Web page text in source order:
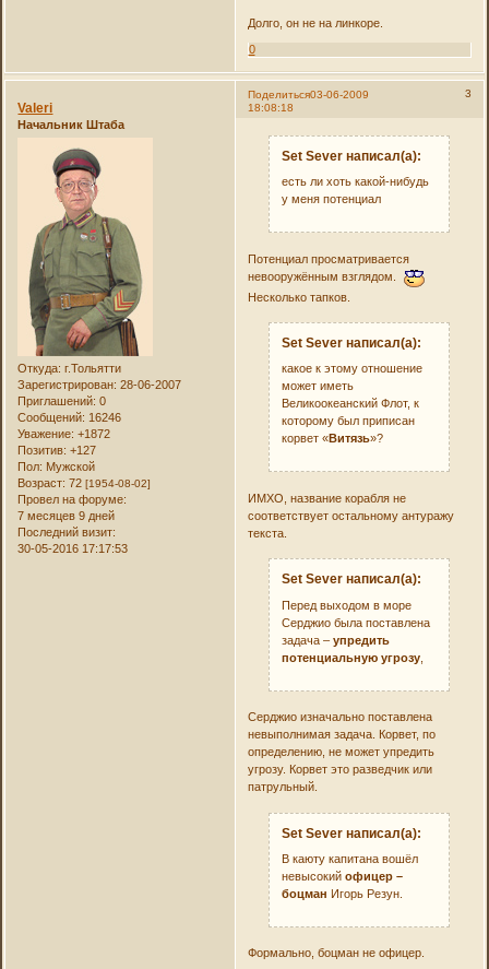
Долго, он не на линкоре.
0
Поделиться 3
03-06-2009
18:08:18
Valeri
Начальник Штаба
Откуда: г.Тольятти
Зарегистрирован: 28-06-2007
Приглашений: 0
Сообщений: 16246
Уважение: +1872
Позитив: +127
Пол: Мужской
Возраст: 72[1954-08-02]
Провел на форуме:
7 месяцев 9 дней
Последний визит:
30-05-2016 17:17:53
Set Sever написал(а):
есть ли хоть какой-нибудь
у меня потенциал
Потенциал просматривается
невооружённым взглядом.
Несколько тапков.
Set Sever написал(а):
какое к этому отношение
может иметь
Великоокеанский Флот, к
которому был приписан
корвет «Витязь»?
ИМХО, название корабля не
соответствует остальному антуражу
текста.
Set Sever написал(а):
Перед выходом в море
Серджио была поставлена
задача –упредить
потенциальную угрозу
Серджио изначально поставлена
невыполнимая задача. Корвет, по
определению, не может упредить
угрозу. Корвет это разведчик или
патрульный.
Set Sever написал(а):
В каюту капитана вошёл
невысокийофицер –
боцман Игорь Резун.
Формально, боцман не офицер.